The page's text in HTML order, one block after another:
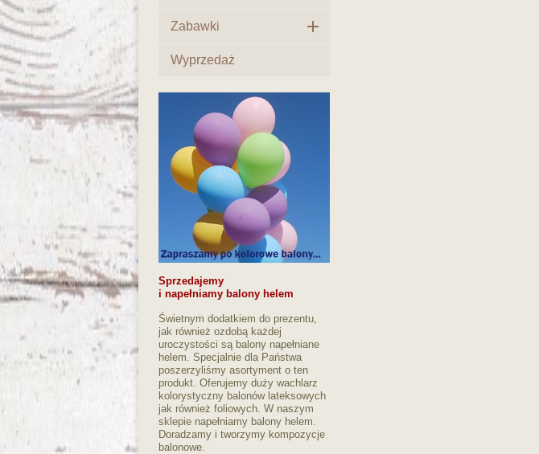
Zabawki 
Wyprzedaż
Sprzedajemy
i napełniamy balony helem
Świetnym dodatkiem do prezentu,
jak również ozdobą każdej
uroczystości są balony napełniane
helem. Specjalnie dla Państwa
poszerzyliśmy asortyment o ten
produkt. Oferujemy duży wachlarz
kolorystyczny balonów lateksowych
jak również foliowych. W naszym
sklepie napełniamy balony helem.
Doradzamy i tworzymy kompozycje
balonowe.